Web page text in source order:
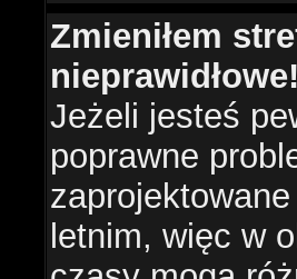
Zmieniłem
nieprawidłowe!
Jeżeli jesteś
poprawne
letnim, więc w